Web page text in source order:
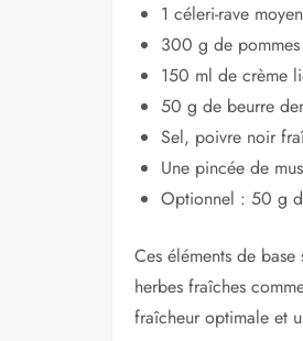
1 céleri-rave
300 g de
150 ml de crème
50 g de beurre
Sel, poivre noir
Une pincée de
Optionnel : 50 g
Ces éléments de
herbes fraîches
fraîcheur optimale et